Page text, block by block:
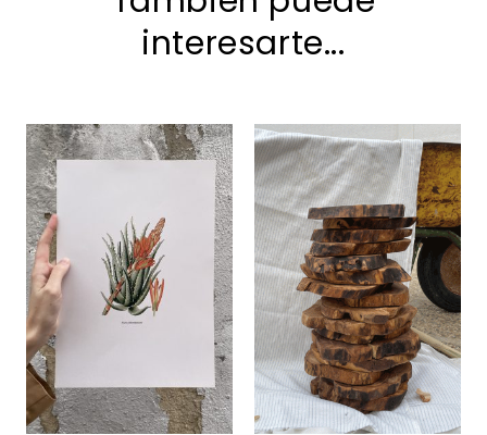
interesarte...